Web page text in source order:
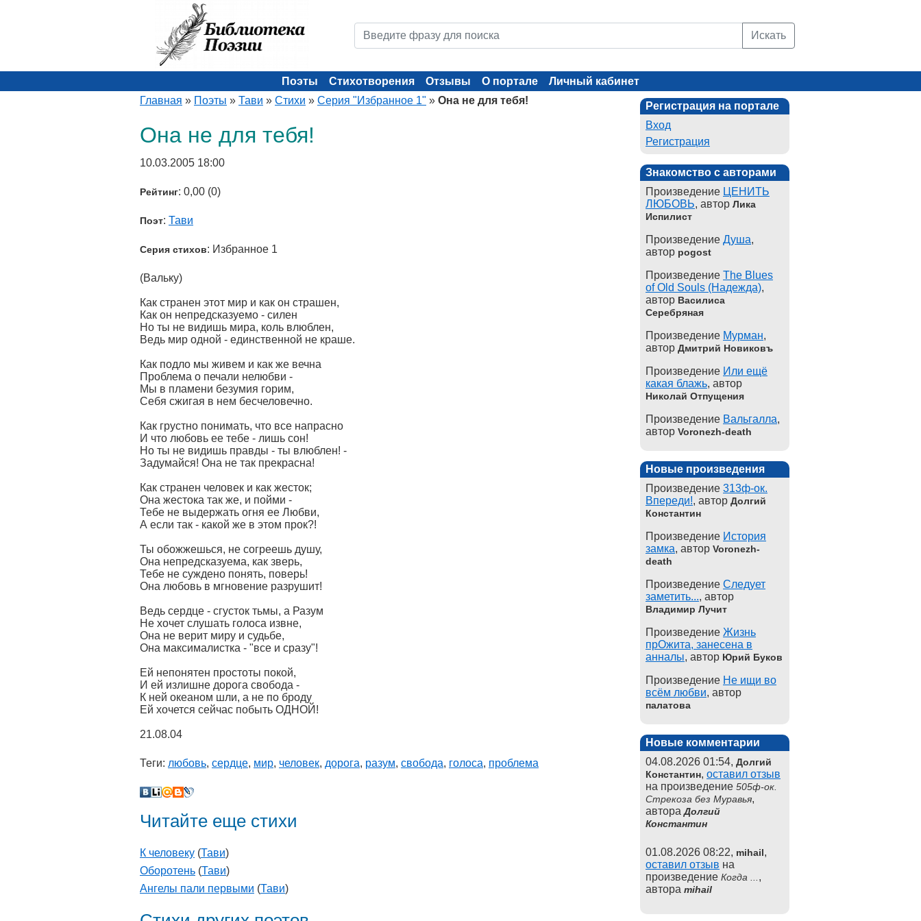
Искать
Поэты Стихотворения Отзывы О портале
Личный кабинет
Главная » Поэты » Тави » Стихи » Серия "Избранное 1" » Она не для тебя!
Она не для тебя!
10.03.2005 18:00
Рейтинг: 0,00 (0)
Поэт: Тави
Серия стихов: Избранное 1
(Вальку)
Как странен этот мир и как он страшен,
Как он непредсказуемо - силен
Но ты не видишь мира, коль влюблен,
Ведь мир одной - единственной не краше.
Как подло мы живем и как же вечна
Проблема о печали нелюбви -
Мы в пламени безумия горим,
Себя сжигая в нем бесчеловечно.
Как грустно понимать, что все напрасно
И что любовь ее тебе - лишь сон!
Но ты не видишь правды - ты влюблен! -
Задумайся! Она не так прекрасна!
Как странен человек и как жесток;
Она жестока так же, и пойми -
Тебе не выдержать огня ее Любви,
А если так - какой же в этом прок?!
Ты обожжешься, не согреешь душу,
Она непредсказуема, как зверь,
Тебе не суждено понять, поверь!
Она любовь в мгновение разрушит!
Ведь сердце - сгусток тьмы, а Разум
Не хочет слушать голоса извне,
Она не верит миру и судьбе,
Она максималистка - "все и сразу"!
Ей непонятен простоты покой,
И ей излишне дорога свобода -
К ней океаном шли, а не по броду
Ей хочется сейчас побыть ОДНОЙ!
21.08.04
Теги: любовь, сердце, мир, человек, дорога, разум, свобода, голоса, проблема
Читайте еще стихи
К человеку (Тави)
Оборотень (Тави)
Ангелы пали первыми (Тави)
Регистрация на портале
Вход
Регистрация
Знакомство с авторами
Произведение ЦЕНИТЬ
ЛЮБОВЬ, автор Лика
Испилист
Произведение Душа,
автор pogost
Произведение The Blues
of Old Souls (Надежда),
автор Василиса
Серебряная
Произведение Мурман,
автор Дмитрий Новиковъ
Произведение Или ещё
какая блажь, автор
Николай Отпущения
Произведение Вальгалла,
автор Voronezh-death
Новые произведения
Произведение 313ф-ок.
Впереди!, автор Долгий
Константин
Произведение История
замка, автор Voronezh-
death
Произведение Следует
заметить..., автор
Владимир Лучит
Произведение Жизнь
прОжита, занесена в
анналы, автор Юрий Буков
Произведение Не ищи во
всём любви, автор
палатова
Новые комментарии
04.08.2026 01:54, Долгий
Константин, оставил отзыв
на произведение 505ф-ок.
Стрекоза без Муравья,
автораДолгий
Константин
01.08.2026 08:22, mihail,
оставил отзыв на
произведение Когда ... ,
автора mihail